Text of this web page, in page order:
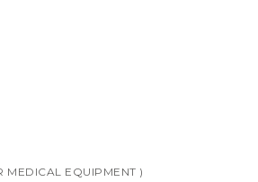
MEDICAL EQUIPMENT )